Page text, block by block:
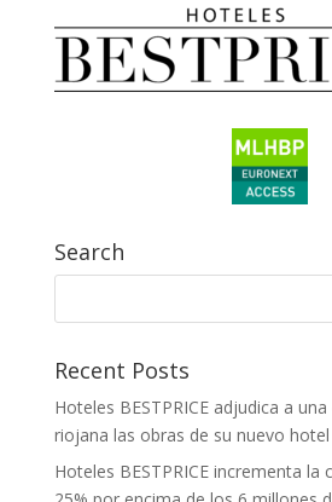
Search
Recent Posts
Hoteles BESTPRICE adjudica a
riojana las obras de su nuevo
Hoteles BESTPRICE incrementa la